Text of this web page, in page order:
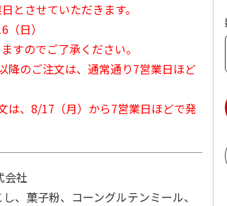
とさせていただきます。
日）
すのでご了承ください。
降のご注文は、通常通り7営業日ほど
は、8/17（月）から7営業日ほどで発
会社
、菓子粉、コーングルテンミール、